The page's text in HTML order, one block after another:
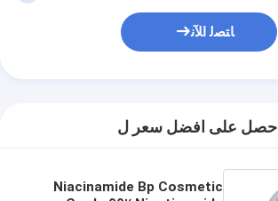
ﺎﺘﺼﻟ ﺍﻶﻧ
احصل على افضل سعر ل
Niacinamide Bp Cosmetic